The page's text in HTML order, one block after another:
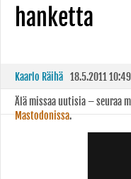
hanketta
Kaarlo Räihä 18.5.2011 10:49
Älä missaa uutisia – seuraa
Mastodonissa.